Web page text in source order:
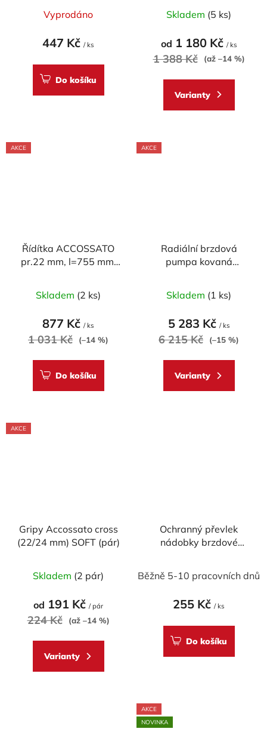
Vyprodáno
447 Kč / ks
Do košíku
pumpy (NE pro OEM)
Skladem (5 ks)
od 1 180 Kč / ks
1 388 Kč (až –14 %)
Varianty
AKCE
Řídítka ACCOSSATO
pr.22 mm, l=755 mm,
hodnocení
produktu
je
5
Skladem (2 ks)
877 Kč / ks
1 031 Kč (–14 %)
Do košíku
AKCE
Radiální brzdová
pumpa kovaná
hodnocení
produktu
je
5
Skladem (1 ks)
5 283 Kč / ks
6 215 Kč (–15 %)
Varianty
AKCE
Gripy Accossato cross
(22/24 mm) SOFT (pár)
hodnocení
produktu
5
Skladem (2 pár)
od 191 Kč / pár
224 Kč (až –14 %)
Varianty
Ochranný převlek
nádobky brzdové
Běžně 5-10 pracovních dnů
255 Kč / ks
Do košíku
AKCE
NOVINKA